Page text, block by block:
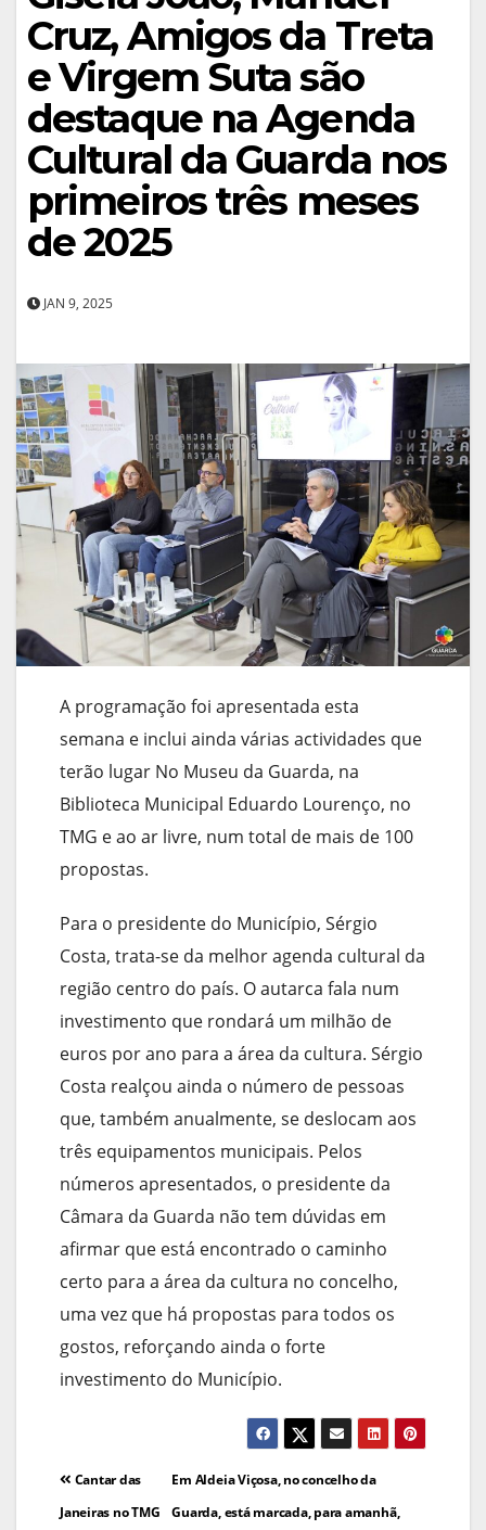
Cruz, Amigos da Treta
e Virgem Suta são
destaque na Agenda
Cultural da Guarda nos
primeiros três meses
de 2025
JAN 9, 2025
A programação foi apresentada esta
semana e inclui ainda várias actividades que
terão lugar No Museu da Guarda, na
Biblioteca Municipal Eduardo Lourenço, no
TMG e ao ar livre, num total de mais de 100
propostas.
Para o presidente do Município, Sérgio
Costa, trata-se da melhor agenda cultural da
região centro do país. O autarca fala num
investimento que rondará um milhão de
euros por ano para a área da cultura. Sérgio
Costa realçou ainda o número de pessoas
que, também anualmente, se deslocam aos
três equipamentos municipais. Pelos
números apresentados, o presidente da
Câmara da Guarda não tem dúvidas em
afirmar que está encontrado o caminho
certo para a área da cultura no concelho,
uma vez que há propostas para todos os
gostos, reforçando ainda o forte
investimento do Município.
Navegação
de
Em Aldeia Viçosa, no concelho da
Guarda, está marcada, para amanhã,
Cantar das
Janeiras no TMG